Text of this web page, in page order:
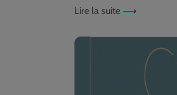
Lire la suite